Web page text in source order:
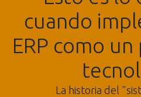
cuando
ERP como
La historia del